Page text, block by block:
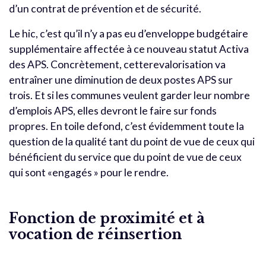
d’un contrat de prévention et de sécurité.
Le hic, c’est qu’il n’y a pas eu d’enveloppe budgétaire
supplémentaire affectée à ce nouveau statut Activa
des APS. Concrètement, cetterevalorisation va
entraîner une diminution de deux postes APS sur
trois. Et si les communes veulent garder leur nombre
d’emplois APS, elles devront le faire sur fonds
propres. En toile defond, c’est évidemment toute la
question de la qualité tant du point de vue de ceux qui
bénéficient du service que du point de vue de ceux
qui sont «engagés » pour le rendre.
Fonction de proximité et à
vocation de réinsertion